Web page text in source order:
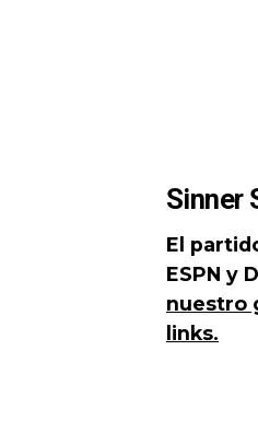
Sinner
El
ESPN y
nuestro
links.